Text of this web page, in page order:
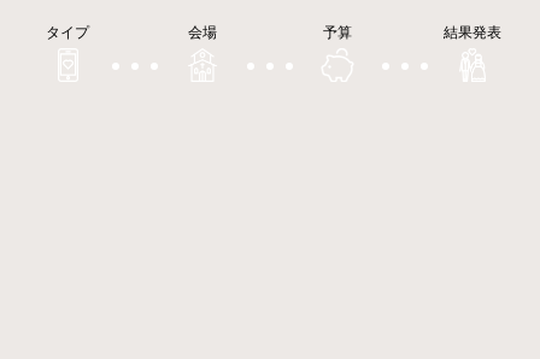
タイプ 会場 予算 結果発表